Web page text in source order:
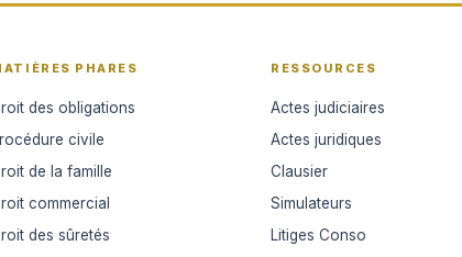
PHARES
des obligations
civile
de la famille
commercial
des sûretés
RESSOURCES
Actes judiciaires
Actes juridiques
Clausier
Simulateurs
Litiges Conso